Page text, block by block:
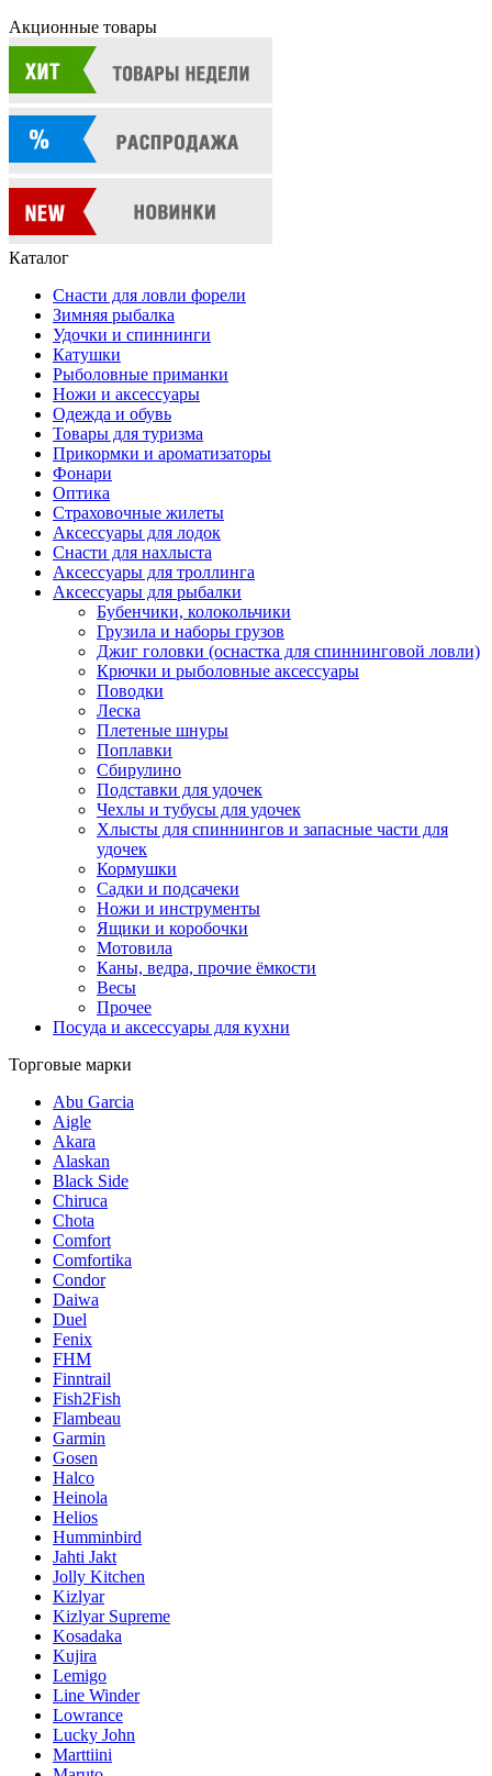
Акционные товары
Каталог
Снасти для ловли форели
Зимняя рыбалка
Удочки и спиннинги
Катушки
Рыболовные приманки
Ножи и аксессуары
Одежда и обувь
Товары для туризма
Прикормки и ароматизаторы
Фонари
Оптика
Страховочные жилеты
Аксессуары для лодок
Снасти для нахлыста
Аксессуары для троллинга
Аксессуары для рыбалки
Бубенчики, колокольчики
Грузила и наборы грузов
Джиг головки (оснастка для спиннинговой ловли)
Крючки и рыболовные аксессуары
Поводки
Леска
Плетеные шнуры
Поплавки
Сбирулино
Подставки для удочек
Чехлы и тубусы для удочек
Хлысты для спиннингов и запасные части для
удочек
Кормушки
Садки и подсачеки
Ножи и инструменты
Ящики и коробочки
Мотовила
Каны, ведра, прочие ёмкости
Весы
Прочее
Посуда и аксессуары для кухни
Торговые марки
Abu Garcia
Aigle
Akara
Alaskan
Black Side
Chiruca
Chota
Comfort
Comfortika
Condor
Daiwa
Duel
Fenix
FHM
Finntrail
Fish2Fish
Flambeau
Garmin
Gosen
Halco
Heinola
Helios
Humminbird
Jahti Jakt
Jolly Kitchen
Kizlyar
Kizlyar Supreme
Kosadaka
Kujira
Lemigo
Line Winder
Lowrance
Lucky John
Marttiini